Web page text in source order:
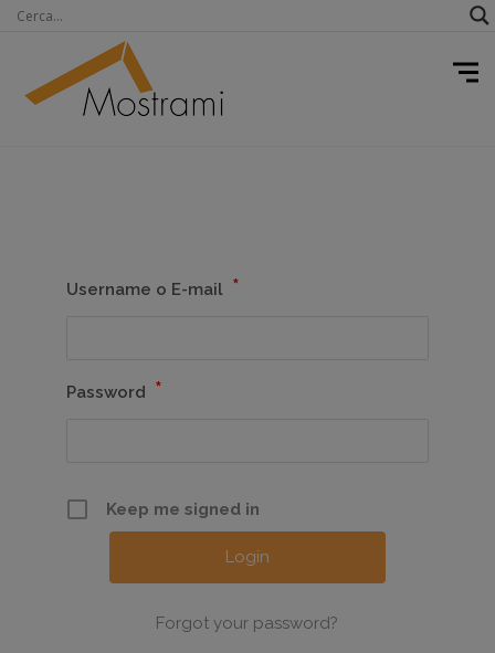
Username o E-mail *
Password *
Keep me signed in
Forgot your password?